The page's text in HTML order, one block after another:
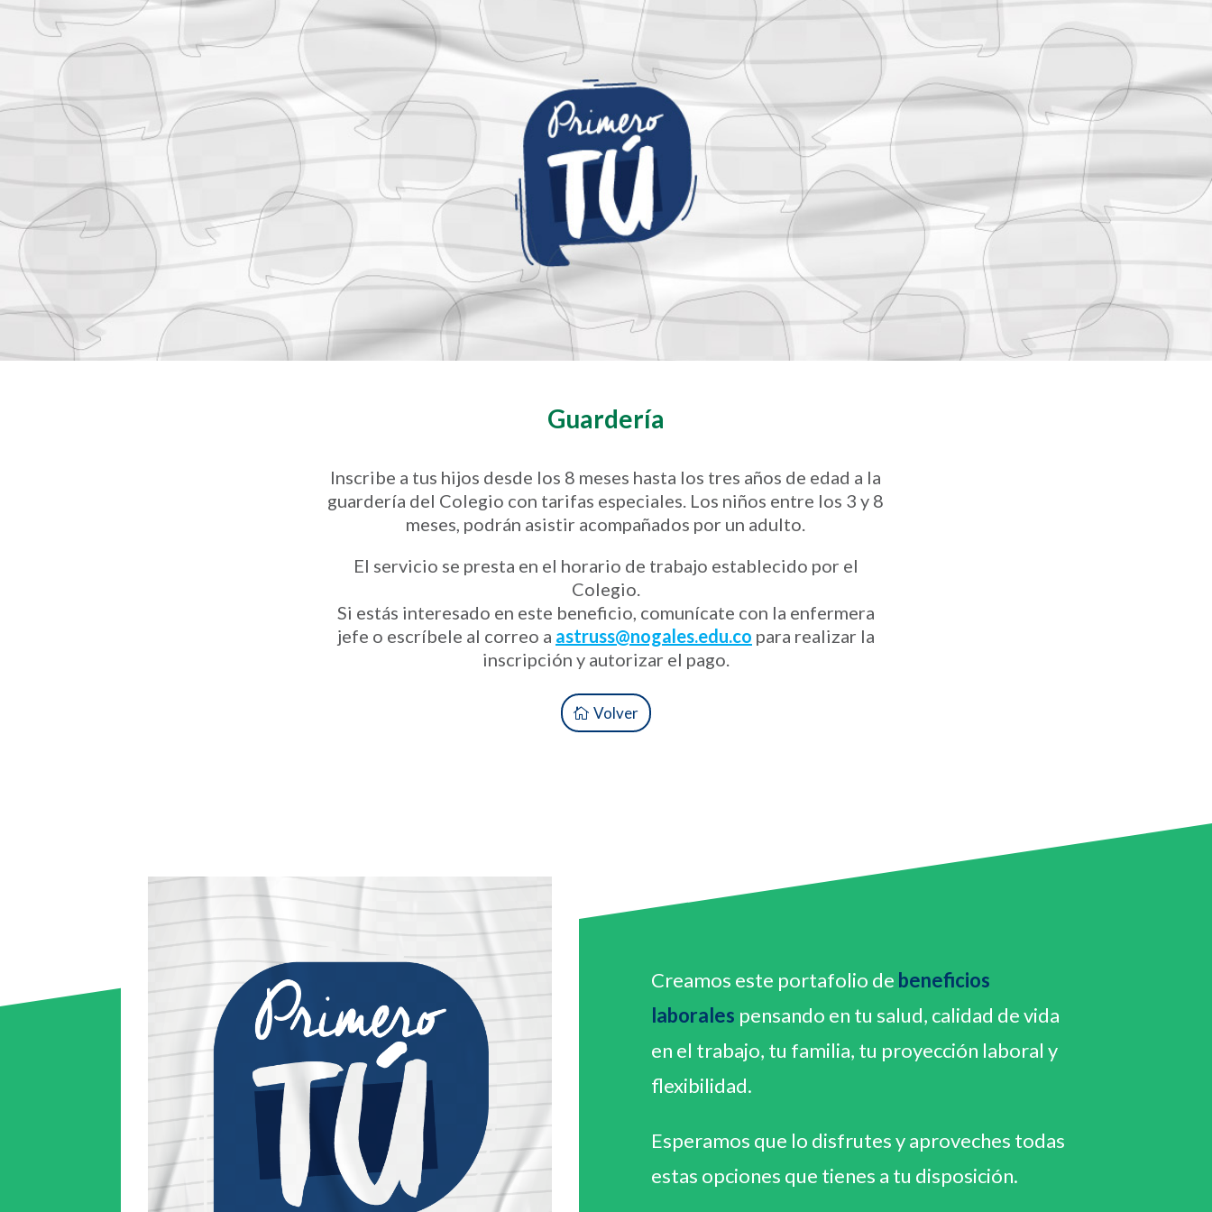
Guardería
Inscribe a tus hijos desde los 8 meses hasta los tres años de edad a la
guardería del Colegio con tarifas especiales. Los niños entre los 3 y 8
meses, podrán asistir acompañados por un adulto.
El servicio se presta en el horario de trabajo establecido por el
Colegio.
Si estás interesado en este beneficio, comunícate con la enfermera
jefe o escríbele al correo a astruss@nogales.edu.co para realizar la
inscripción y autorizar el pago.
Volver
Creamos este portafolio de beneficios
laborales pensando en tu salud, calidad de vida
en el trabajo, tu familia, tu proyección laboral y
flexibilidad.
Esperamos que lo disfrutes y aproveches todas
estas opciones que tienes a tu disposición.